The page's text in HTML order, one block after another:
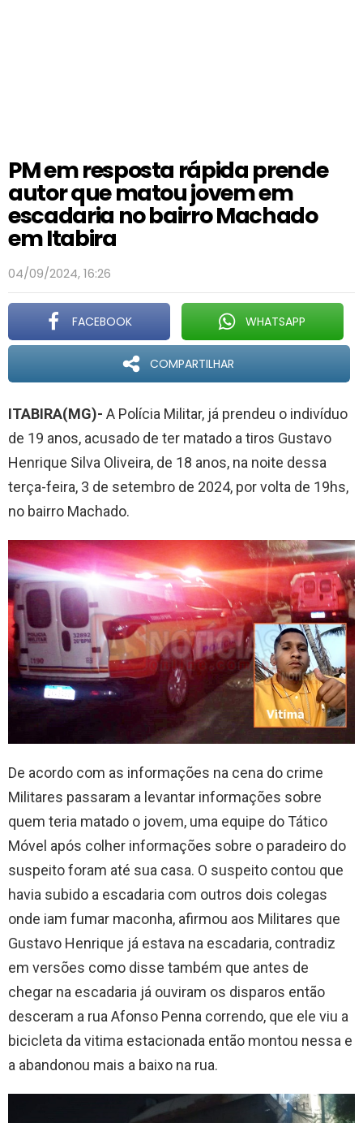
PM em resposta rápida prende
autor que matou jovem em
escadaria no bairro Machado
em Itabira
04/09/2024, 16:26
FACEBOOK WHATSAPP
COMPARTILHAR
ITABIRA(MG)- A Polícia Militar, já prendeu o indivíduo
de 19 anos, acusado de ter matado a tiros Gustavo
Henrique Silva Oliveira, de 18 anos, na noite dessa
terça-feira, 3 de setembro de 2024, por volta de 19hs,
no bairro Machado.
De acordo com as informações na cena do crime
Militares passaram a levantar informações sobre
quem teria matado o jovem, uma equipe do Tático
Móvel após colher informações sobre o paradeiro do
suspeito foram até sua casa. O suspeito contou que
havia subido a escadaria com outros dois colegas
onde iam fumar maconha, afirmou aos Militares que
Gustavo Henrique já estava na escadaria, contradiz
em versões como disse também que antes de
chegar na escadaria já ouviram os disparos então
desceram a rua Afonso Penna correndo, que ele viu a
bicicleta da vitima estacionada então montou nessa e
a abandonou mais a baixo na rua.